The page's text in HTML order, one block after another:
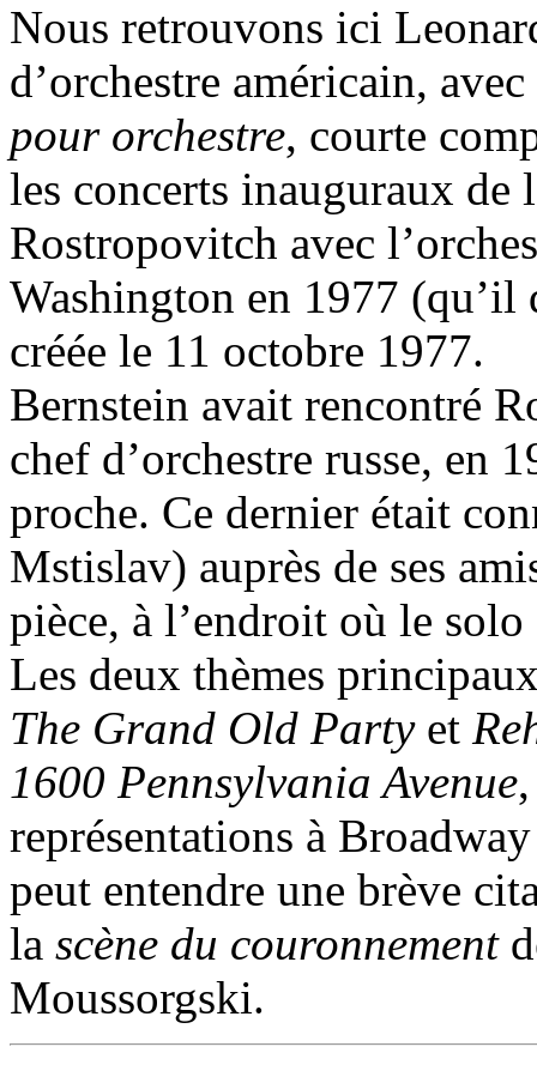
Nous retrouvons ici
d’orchestre américain, avec
pour orchestre, courte
les concerts inauguraux de
Rostropovitch avec
Washington en 1977 (qu’il
créée le 11 octobre 1977.
Bernstein avait rencontré
chef d’orchestre russe, en
proche. Ce dernier était
Mstislav) auprès de ses
pièce, à l’endroit où le
Les deux thèmes
The Grand Old Partyet
1600 Pennsylvania Avenue
représentations à
peut entendre une brève
la scène du couronnement
Moussorgski.